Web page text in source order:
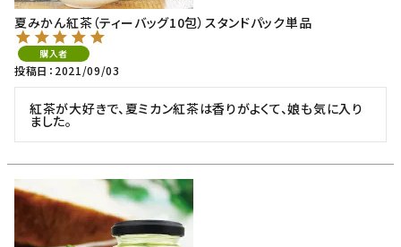
夏みかん紅茶（ティーバッグ10包）スタンドパック単品
購入者
投稿日 2021/09/03
紅茶が大好きで、夏ミカン紅茶は香りがよくて、娘も気に入り